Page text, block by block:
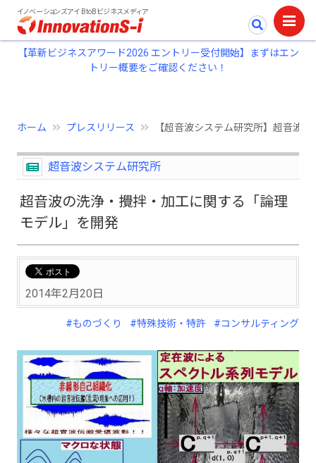
イノベーションズアイ BtoBビジネスメディア
【革新ビジネスアワード2026 エントリー受付開始】まずはエン
トリー概要をご確認ください！
ホーム プレスリリース 【超音波システム研究所】超音波
超音波システム研究所
超音波の洗浄・攪拌・加工に関する「論理
モデル」を開発
2014年2月20日
#ものづくり #特殊技術・特許 #コンサルティング